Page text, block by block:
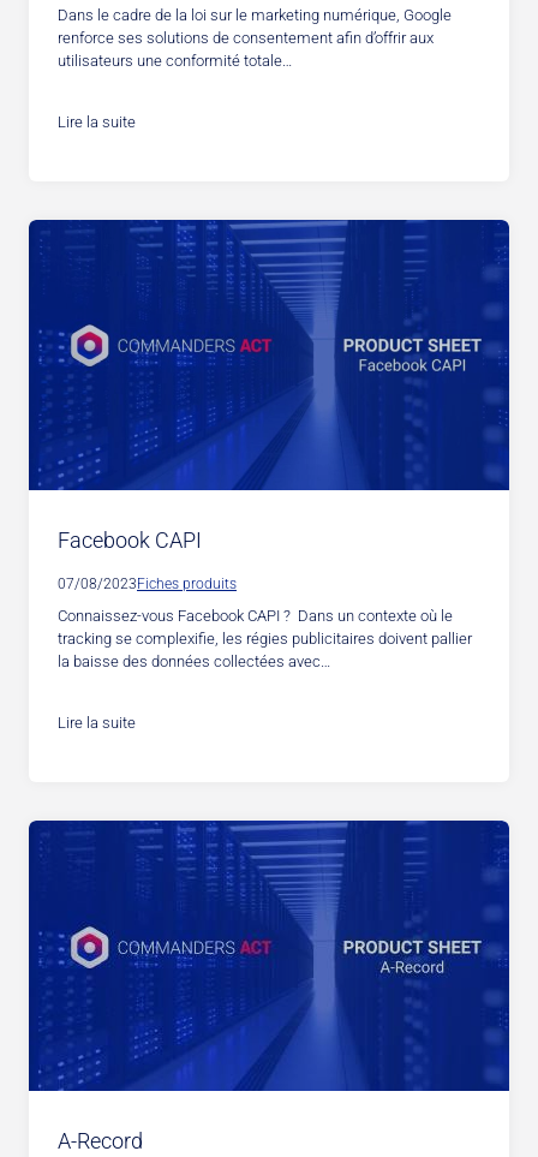
Dans le cadre de la loi sur le marketing numérique, Google
renforce ses solutions de consentement afin d’offrir aux
utilisateurs une conformité totale…
Lire la suite
Facebook CAPI
07/08/2023Fiches produits
Connaissez-vous Facebook CAPI ? Dans un contexte où le
tracking se complexifie, les régies publicitaires doivent pallier
la baisse des données collectées avec…
Lire la suite
A-Record